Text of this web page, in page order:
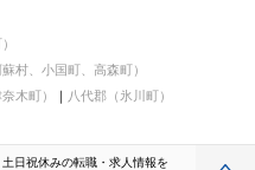
村、小国町、高森町）
木町）
八代郡（氷川町）
日祝休みの転職・求人情報を